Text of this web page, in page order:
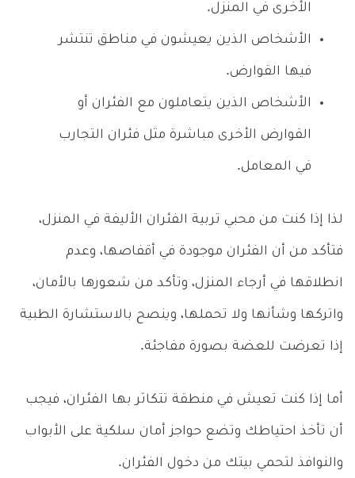
الأخرى في المنزل.
الأشخاص الذين يعيشون في مناطق تنتشر
فيها القوارض.
الأشخاص الذين يتعاملون مع الفئران أو
القوارض الأخرى مباشرة مثل فئران التجارب
في المعامل.
لذا إذا كنت من محبي تربية الفئران الأليفة في المنزل،
فتأكد من أن الفئران موجودة في أقفاصها، وعدم
انطلاقها في أرجاء المنزل، وتأكد من شعورها بالأمان،
واتركها وشأنها ولا تحملها، وينصح بالاستشارة الطبية
إذا تعرضت للعضة بصورة مفاجئة.
أما إذا كنت تعيش في منطقة تتكاثر بها الفئران، فيجب
أن تأخذ احتياطك وتضع حواجز أمان سلكية على الأبواب
والنوافذ لتحمي بيتك من دخول الفئران.